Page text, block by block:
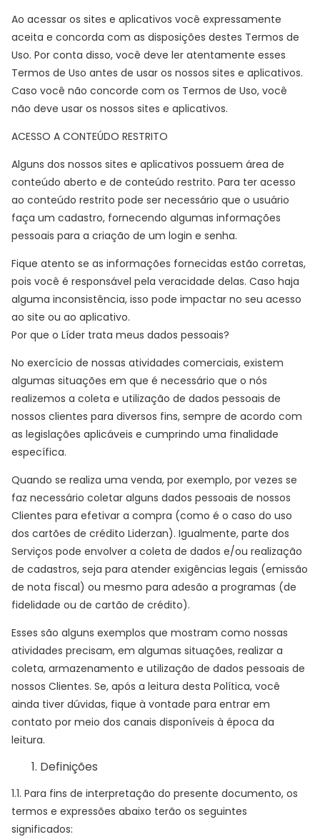
Ao acessar os sites e aplicativos você expressamente
aceita e concorda com as disposições destes Termos de
Uso. Por conta disso, você deve ler atentamente esses
Termos de Uso antes de usar os nossos sites e aplicativos.
Caso você não concorde com os Termos de Uso, você
não deve usar os nossos sites e aplicativos.
ACESSO A CONTEÚDO RESTRITO
Alguns dos nossos sites e aplicativos possuem área de
conteúdo aberto e de conteúdo restrito. Para ter acesso
ao conteúdo restrito pode ser necessário que o usuário
faça um cadastro, fornecendo algumas informações
pessoais para a criação de um login e senha.
Fique atento se as informações fornecidas estão corretas,
pois você é responsável pela veracidade delas. Caso haja
alguma inconsistência, isso pode impactar no seu acesso
ao site ou ao aplicativo.
Por que o Líder trata meus dados pessoais?
No exercício de nossas atividades comerciais, existem
algumas situações em que é necessário que o nós
realizemos a coleta e utilização de dados pessoais de
nossos clientes para diversos fins, sempre de acordo com
as legislações aplicáveis e cumprindo uma finalidade
específica.
Quando se realiza uma venda, por exemplo, por vezes se
faz necessário coletar alguns dados pessoais de nossos
Clientes para efetivar a compra (como é o caso do uso
dos cartões de crédito Liderzan). Igualmente, parte dos
Serviços pode envolver a coleta de dados e/ou realização
de cadastros, seja para atender exigências legais (emissão
de nota fiscal) ou mesmo para adesão a programas (de
fidelidade ou de cartão de crédito).
Esses são alguns exemplos que mostram como nossas
atividades precisam, em algumas situações, realizar a
coleta, armazenamento e utilização de dados pessoais de
nossos Clientes. Se, após a leitura desta Política, você
ainda tiver dúvidas, fique à vontade para entrar em
contato por meio dos canais disponíveis à época da
leitura.
Definições
1.1. Para fins de interpretação do presente documento, os
termos e expressões abaixo terão os seguintes
significados: